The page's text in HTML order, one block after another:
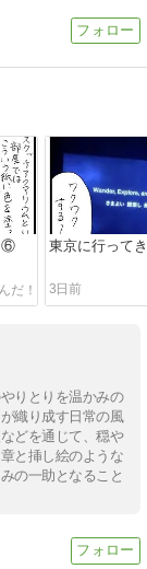
⑥ 東京に行って
3日前
りとりを温かみの
織り成す日常の風
どを通じて、穏や
と挿し絵のような
の一助となること